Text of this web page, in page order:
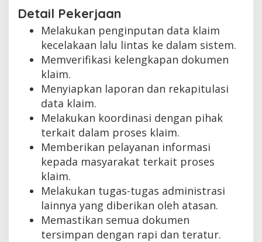
Detail Pekerjaan
Melakukan penginputan data klaim
kecelakaan lalu lintas ke dalam sistem.
Memverifikasi kelengkapan dokumen
klaim.
Menyiapkan laporan dan rekapitulasi
data klaim.
Melakukan koordinasi dengan pihak
terkait dalam proses klaim.
Memberikan pelayanan informasi
kepada masyarakat terkait proses
klaim.
Melakukan tugas-tugas administrasi
lainnya yang diberikan oleh atasan.
Memastikan semua dokumen
tersimpan dengan rapi dan teratur.